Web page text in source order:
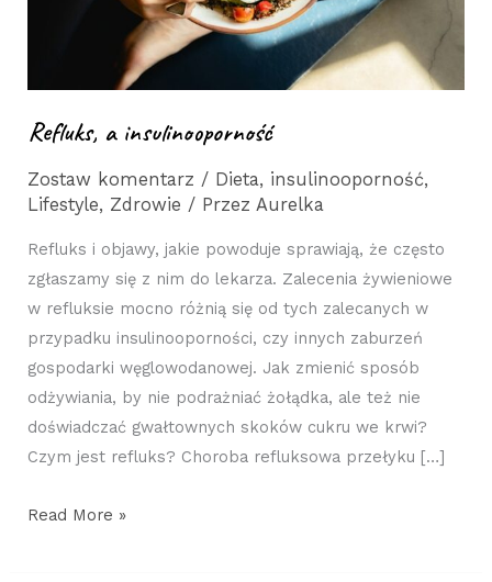
Refluks, a insulinooporność
Zostaw komentarz / Dieta, insulinooporność,
Lifestyle, Zdrowie / PrzezAurelka
Refluks i objawy, jakie powoduje sprawiają, że często
zgłaszamy się z nim do lekarza. Zalecenia żywieniowe
w refluksie mocno różnią się od tych zalecanych w
przypadku insulinooporności, czy innych zaburzeń
gospodarki węglowodanowej. Jak zmienić sposób
odżywiania, by nie podrażniać żołądka, ale też nie
doświadczać gwałtownych skoków cukru we krwi?
Czym jest refluks? Choroba refluksowa przełyku […]
Read More »